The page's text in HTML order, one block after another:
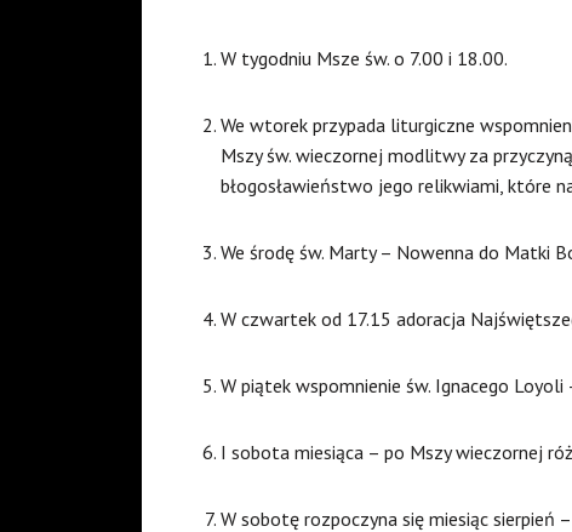
W tygodniu Msze św. o 7.00 i 18.00.
We wtorek przypada liturgiczne
Mszy św. wieczornej modlitwy za
błogosławieństwo jego relikwiami, które
We środę św. Marty – Nowenna do Matki
W czwartek od 17.15 adoracja
W piątek wspomnienie św. Ignacego
I sobota miesiąca – po Mszy wieczornej
W sobotę rozpoczyna się miesiąc sierpień